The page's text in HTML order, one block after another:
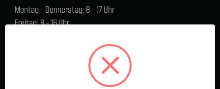
Montag - Donnerstag: 8 - 17 Uhr
Freitag: 8 - 16 Uhr
Lager Lauenstein (Warenabholungen):
Montag - Donnerstag: 7.30 - 15 Uhr